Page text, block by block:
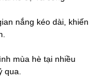
nắng kéo dài, khiến
mùa hè tại nhiều
qua.